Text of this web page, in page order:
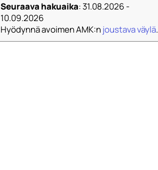
Seuraava hakuaika: 31.08.2026 -
10.09.2026
Hyödynnä avoimen AMK:n joustava väylä.